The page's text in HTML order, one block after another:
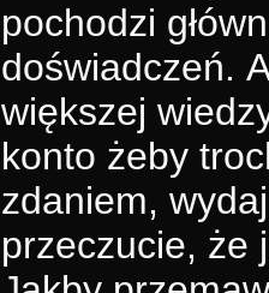
pochodzi
doświadczeń.
większej
konto żeby
zdaniem,
przeczucie, że